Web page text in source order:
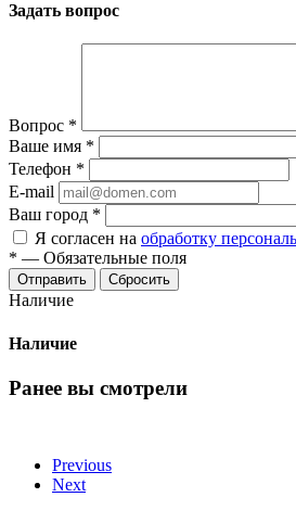
Задать вопрос
Вопрос *
Ваше имя *
Телефон *
E-mail
Ваш город *
Я согласен на обработку
* — Обязательные поля
Сбросить
Наличие
Наличие
Ранее вы смотрели
Previous
Next